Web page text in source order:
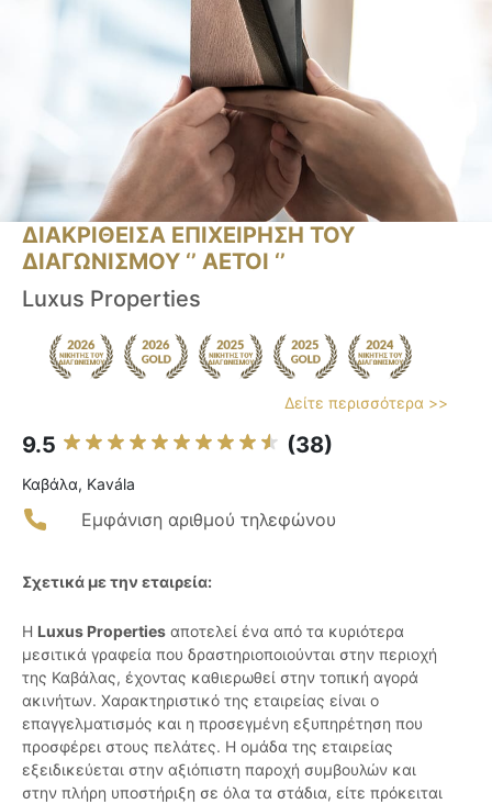
ΔΙΑΚΡΙΘΕΙΣΑ ΕΠΙΧΕΙΡΗΣΗ ΤΟΥ
ΔΙΑΓΩΝΙΣΜΟΥ ‘’ ΑΕΤΟΙ ‘’
Luxus Properties
Δείτε περισσότερα >>
9.5 (38)
Καβάλα, Kavála
Εμφάνιση αριθμού τηλεφώνου
Σχετικά με την εταιρεία:
Η Luxus Properties αποτελεί ένα από τα κυριότερα
μεσιτικά γραφεία που δραστηριοποιούνται στην περιοχή
της Καβάλας, έχοντας καθιερωθεί στην τοπική αγορά
ακινήτων. Χαρακτηριστικό της εταιρείας είναι ο
επαγγελματισμός και η προσεγμένη εξυπηρέτηση που
προσφέρει στους πελάτες. Η ομάδα της εταιρείας
εξειδικεύεται στην αξιόπιστη παροχή συμβουλών και
στην πλήρη υποστήριξη σε όλα τα στάδια, είτε πρόκειται